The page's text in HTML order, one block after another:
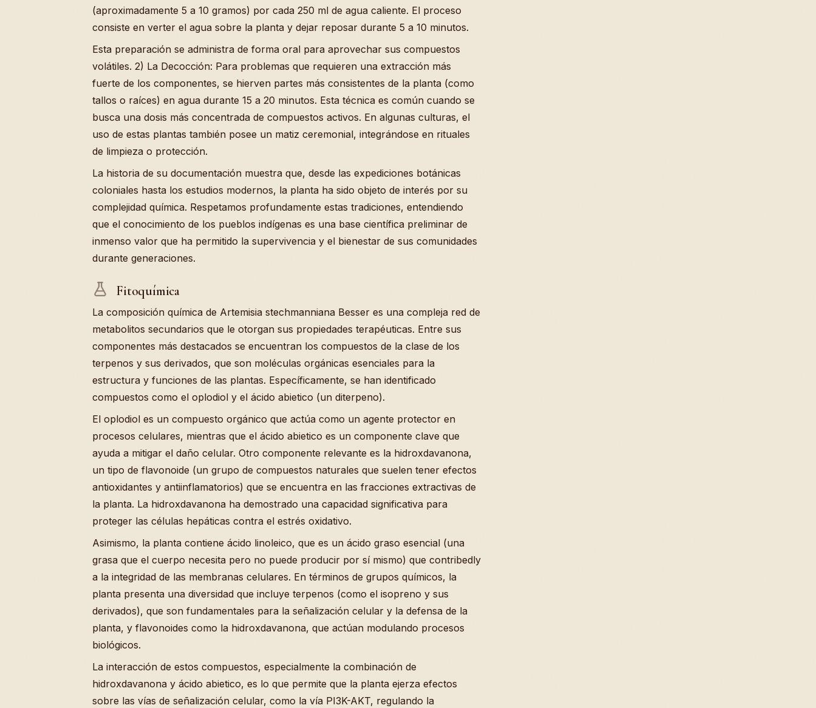
(aproximadamente 5 a 10 gramos) por cada 250 ml de agua caliente. El proceso
consiste en verter el agua sobre la planta y dejar reposar durante 5 a 10 minutos.
Esta preparación se administra de forma oral para aprovechar sus compuestos
volátiles. 2) La Decocción: Para problemas que requieren una extracción más
fuerte de los componentes, se hierven partes más consistentes de la planta (como
tallos o raíces) en agua durante 15 a 20 minutos. Esta técnica es común cuando se
busca una dosis más concentrada de compuestos activos. En algunas culturas, el
uso de estas plantas también posee un matiz ceremonial, integrándose en rituales
de limpieza o protección.
La historia de su documentación muestra que, desde las expediciones botánicas
coloniales hasta los estudios modernos, la planta ha sido objeto de interés por su
complejidad química. Respetamos profundamente estas tradiciones, entendiendo
que el conocimiento de los pueblos indígenas es una base científica preliminar de
inmenso valor que ha permitido la supervivencia y el bienestar de sus comunidades
durante generaciones.
Fitoquímica
La composición química de Artemisia stechmanniana Besser es una compleja red de
metabolitos secundarios que le otorgan sus propiedades terapéuticas. Entre sus
componentes más destacados se encuentran los compuestos de la clase de los
terpenos y sus derivados, que son moléculas orgánicas esenciales para la
estructura y funciones de las plantas. Específicamente, se han identificado
compuestos como el oplodiol y el ácido abietico (un diterpeno).
El oplodiol es un compuesto orgánico que actúa como un agente protector en
procesos celulares, mientras que el ácido abietico es un componente clave que
ayuda a mitigar el daño celular. Otro componente relevante es la hidroxdavanona,
un tipo de flavonoide (un grupo de compuestos naturales que suelen tener efectos
antioxidantes y antiinflamatorios) que se encuentra en las fracciones extractivas de
la planta. La hidroxdavanona ha demostrado una capacidad significativa para
proteger las células hepáticas contra el estrés oxidativo.
Asimismo, la planta contiene ácido linoleico, que es un ácido graso esencial (una
grasa que el cuerpo necesita pero no puede producir por sí mismo) que contribedly
a la integridad de las membranas celulares. En términos de grupos químicos, la
planta presenta una diversidad que incluye terpenos (como el isopreno y sus
derivados), que son fundamentales para la señalización celular y la defensa de la
planta, y flavonoides como la hidroxdavanona, que actúan modulando procesos
biológicos.
La interacción de estos compuestos, especialmente la combinación de
hidroxdavanona y ácido abietico, es lo que permite que la planta ejerza efectos
sobre las vías de señalización celular, como la vía PI3K-AKT, regulando la